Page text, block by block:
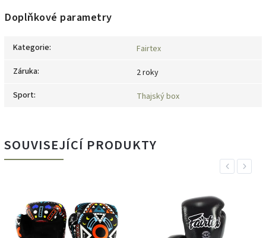
Doplňkové parametry
Kategorie:
Fairtex
Záruka:
2 roky
Sport: Thajský box
SOUVISEJÍCÍ PRODUKTY
Previous
Next